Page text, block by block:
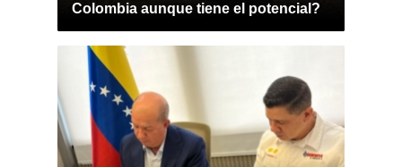
Colombia aunque tiene el potencial?